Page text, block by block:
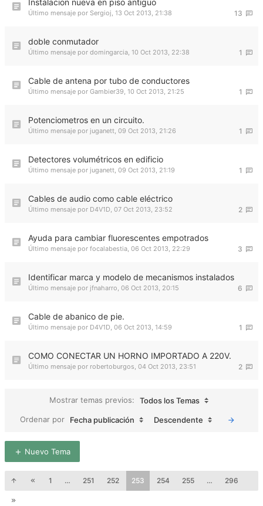
Instalacion nueva en piso antiguo
13
Último mensaje por Sergioj, 13 Oct 2013, 21:38
doble conmutador
1
Último mensaje por domingarcia, 10 Oct 2013, 22:38
Cable de antena por tubo de conductores
1
Último mensaje por Gambier39, 10 Oct 2013, 21:25
Potenciometros en un circuito.
1
Último mensaje por juganett, 09 Oct 2013, 21:26
Detectores volumétricos en edificio
1
Último mensaje por juganett, 09 Oct 2013, 21:19
Cables de audio como cable eléctrico
2
Último mensaje por D4V1D, 07 Oct 2013, 23:52
Ayuda para cambiar fluorescentes empotrados
3
Último mensaje por focalabestia, 06 Oct 2013, 22:29
Identificar marca y modelo de mecanismos instalados
6
Último mensaje por jfnaharro, 06 Oct 2013, 20:15
Cable de abanico de pie.
1
Último mensaje por D4V1D, 06 Oct 2013, 14:59
COMO CONECTAR UN HORNO IMPORTADO A 220V.
2
Último mensaje por robertoburgos, 04 Oct 2013, 23:51
Mostrar temas previos:
Todos los Temas
Ordenar por
Fecha publicación Descendente
Nuevo Tema
1 … 251 252 253 254 255 … 296